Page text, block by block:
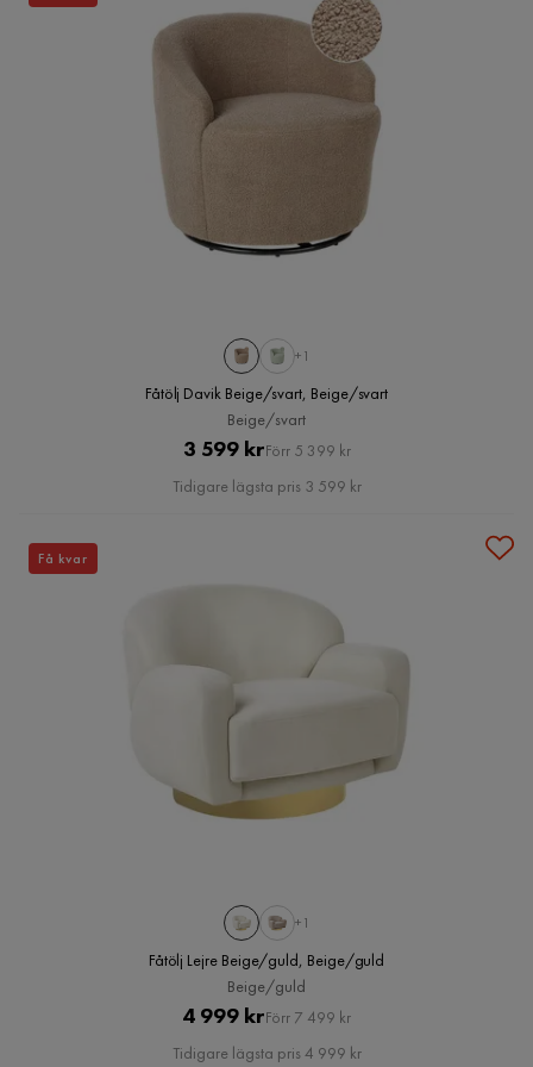
+1
Fåtölj Davik Beige/svart, Beige/svart
Beige/svart
Pris
3 599 krOriginal
Pris
Förr 5 399 kr
Tidigare lägsta pris 3 599 kr
+1
Fåtölj Lejre Beige/guld, Beige/guld
Beige/guld
Pris
4 999 krOriginal
Pris
Förr 7 499 kr
Tidigare lägsta pris 4 999 kr
Få kvar